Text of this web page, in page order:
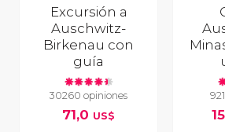
Excursión a
Auschwitz-
Birkenau con
guía
30260 opiniones
71,0 US$